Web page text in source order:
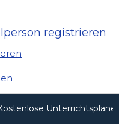
registrieren